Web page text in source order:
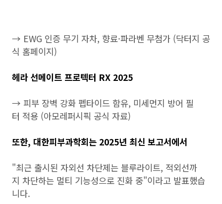
→ EWG 인증 무기 자차, 향료·파라벤 무첨가 (닥터지 공
식 홈페이지)
헤라 선메이트 프로텍터 RX 2025
→ 피부 장벽 강화 펩타이드 함유, 미세먼지 방어 필
터 적용 (아모레퍼시픽 공식 자료)
또한, 대한피부과학회는 2025년 최신 보고서에서
"최근 출시된 자외선 차단제는 블루라이트, 적외선까
지 차단하는 멀티 기능성으로 진화 중"이라고 발표했습
니다.